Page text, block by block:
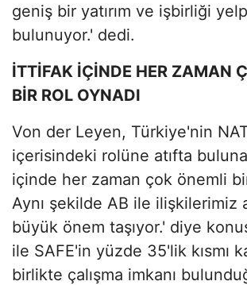
geniş bir yatırım ve işbirliği
bulunuyor.' dedi.
İTTİFAK İÇİNDE HER ZAMAN
BİR ROL OYNADI
Von der Leyen, Türkiye'nin
içerisindeki rolüne atıfta
içinde her zaman çok önemli
Aynı şekilde AB ile ilişkilerimiz
büyük önem taşıyor.' diye
ile SAFE'in yüzde 35'lik kısmı
birlikte çalışma imkanı